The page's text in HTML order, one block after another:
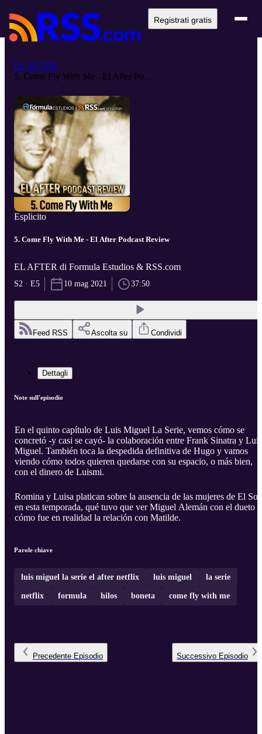
Registrati gratis
EL AFTER
5. Come Fly With Me - El After Po...
Esplicito
5. Come Fly With Me - El After Podcast Review
EL AFTER di Formula Estudios & RSS.com
S2 · E5 10 mag 2021 37:50
Feed RSS Ascolta su Condividi
Dettagli
Note sull'episodio
En el quinto capítulo de Luis Miguel La Serie, vemos cómo se
concretó -y casi se cayó- la colaboración entre Frank Sinatra y Luis
Miguel. También toca la despedida definitiva de Hugo y vamos
viendo cómo todos quieren quedarse con su espacio, o más bien,
con el dinero de Luismi.
Romina y Luisa platican sobre la ausencia de las mujeres de El Sol
en esta temporada, qué tuvo que ver Miguel Alemán con el dueto y
cómo fue en realidad la relación con Matilde.
Parole chiave
luis miguel la serie el after netflix luis miguel la serie
netflix formula hilos boneta come fly with me
Precedente Episodio Successivo Episodio